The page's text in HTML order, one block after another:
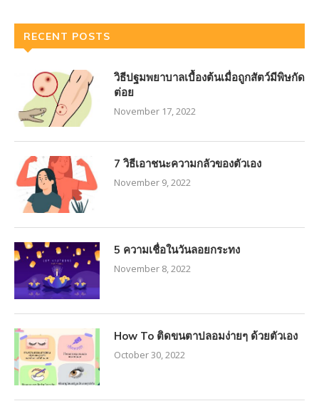
RECENT POSTS
วิธีปฐมพยาบาลเบื้องต้นเมื่อถูกสัตว์มีพิษกัด
ต่อย
November 17, 2022
7 วิธีเอาชนะความกลัวของตัวเอง
November 9, 2022
5 ความเชื่อในวันลอยกระทง
November 8, 2022
How To ติดขนตาปลอมง่ายๆ ด้วยตัวเอง
October 30, 2022